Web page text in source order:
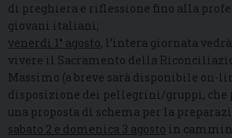
di preghiera e riflessione fino alla
giovani italiani;
venerdì 1° agosto, l’intera giornata
vivere il Sacramento della
Massimo (a breve sarà disponibile on-
disposizione dei pellegrini/gruppi, che
una proposta di schema per la
sabato 2 e domenica 3 agosto in